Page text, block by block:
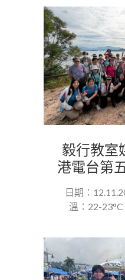
毅行教室
港電台第
日期：
溫：22-